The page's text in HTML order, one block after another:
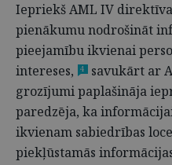
Iepriekš AML IV
pienākumu nodrošināt
pieejamību ikvienai
intereses,
4
savukārt ar
grozījumi paplašināja
paredzēja, ka
ikvienam sabiedrības
piekļūstamās